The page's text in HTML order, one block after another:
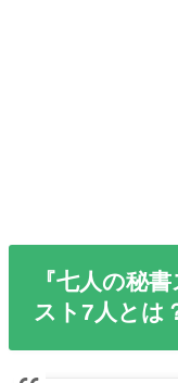
『七人の秘
スト7人とは